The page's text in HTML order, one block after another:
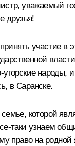
уважаемый
друзья!
участие
в Саранске.
которой
узнаем
на